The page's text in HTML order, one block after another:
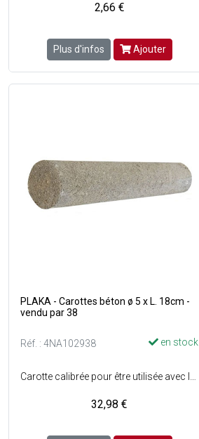
2,66 €
Plus d'infos Ajouter
PLAKA - Carottes béton ø 5 x L. 18cm -
vendu par 38
Réf. : 4NA102938 en stock
32,98 €